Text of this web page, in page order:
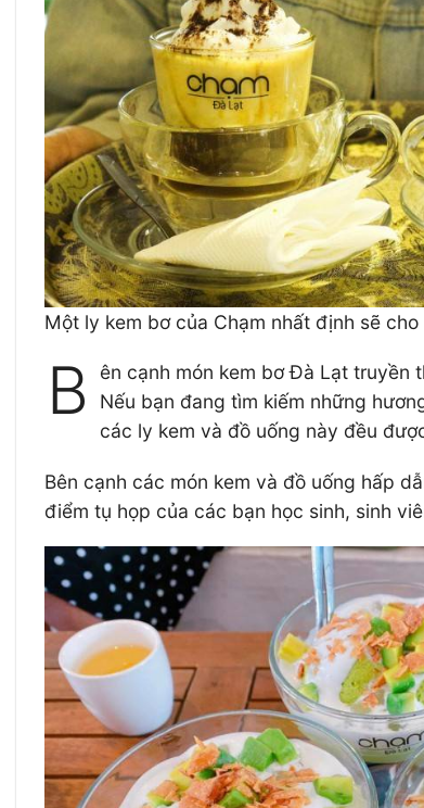
Một ly kem bơ của Chạm nhất định sẽ
B
ên cạnh món kem bơ Đà Lạt truyền
Nếu bạn đang tìm kiếm những
các ly kem và đồ uống này đều
Bên cạnh các món kem và đồ uống hấp
điểm tụ họp của các bạn học sinh, sinh